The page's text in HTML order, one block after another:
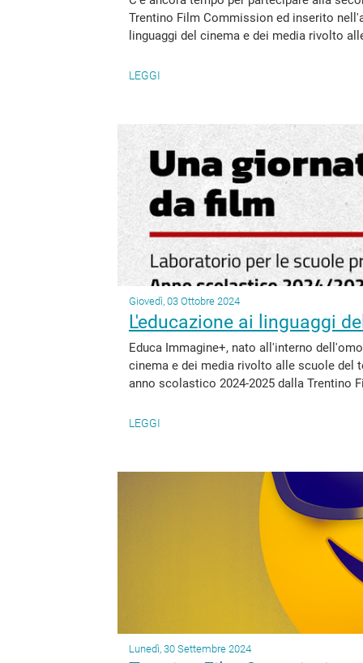
Trentino Film Commission ed inserito
linguaggi del cinema e dei media rivolto
LEGGI
Giovedì, 03 Ottobre 2024
L'educazione ai linguaggi
Educa Immagine+, nato all'interno
cinema e dei media rivolto alle scuole
anno scolastico 2024-2025 dalla Trentino
LEGGI
Lunedì, 30 Settembre 2024